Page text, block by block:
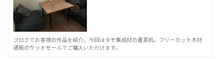
ブログでお客様の作品を紹介。今回はタモ集成材の書斎机。フリーカット木材
通販のウッドモールでご購入いただけます。